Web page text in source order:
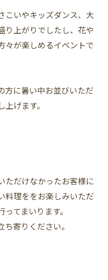
こいやキッズダンス、大
り上がりでしたし、花や
々が楽しめるイベントで
方に暑い中お並びいただ
げます。
ただけなかったお客様に
料理ををお楽しみいただ
てまいります。
寄りください。